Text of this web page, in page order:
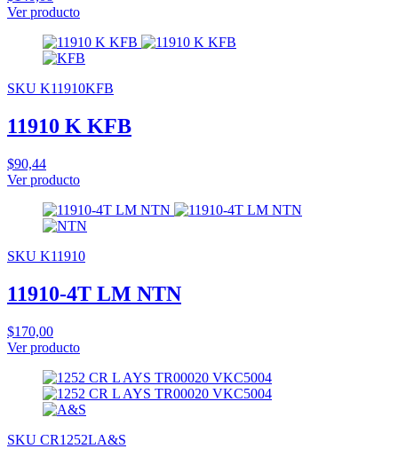
Ver producto
SKU K11910KFB
11910 K KFB
$90,44
Ver producto
SKU K11910
11910-4T LM NTN
$170,00
Ver producto
SKU CR1252LA&S